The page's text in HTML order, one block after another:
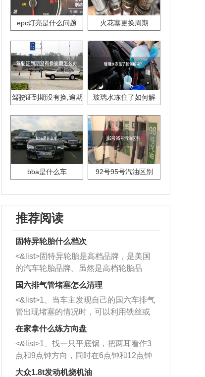
epc灯亮是什么问题 火花塞更换周期
驾驶证到期没有换,逾期
玻璃水冻住了如何解
bba是什么车 92号95号汽油区别
推荐阅读
固特异轮胎什么档次
<&list>固特异轮胎是高档品牌，是美国
的汽车轮胎品牌。虽然是高档轮胎品
牌，但是中高低端的轮胎都有生产，这
也是为了更好的开拓市场。
国六排气管堵塞怎么清理
<&list>1、当车主发现自己的国六车排气
管出现堵塞的情况时，可以利用铁丝或
者是细棍，直接将杂物给取出来，如果
堵塞情况比较严重，也可以采取应急措
施。 <&list>2、直接利用木棍将所有的
杂物推到排气管里面的位置处，然后将
三元催化器拆解开，就可以将堵塞的东
在家拿什么练方向盘
<&list>1、找一只平底锅，把两耳看作3
点和9点钟方向，同时在6点钟和12点钟
方向做一个标记。 <&list>2、双手握住
大众1.8t发动机烧机油